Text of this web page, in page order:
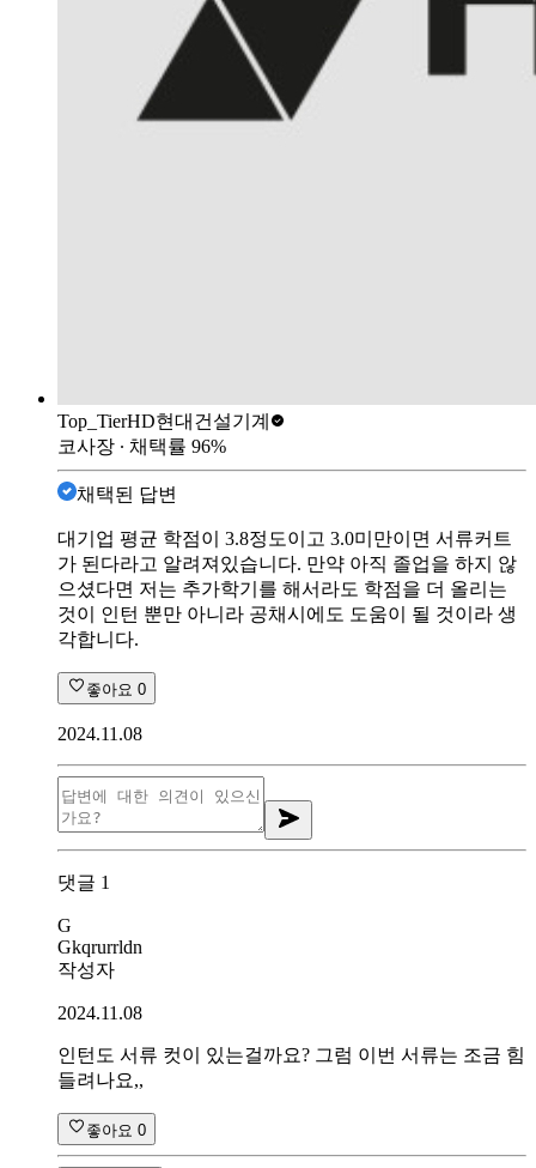
Top_TierHD현대건설기계
코사장 ∙ 채택률 96%
채택된 답변
대기업 평균 학점이 3.8정도이고 3.0미만이면 서류커트
가 된다라고 알려져있습니다. 만약 아직 졸업을 하지 않
으셨다면 저는 추가학기를 해서라도 학점을 더 올리는
것이 인턴 뿐만 아니라 공채시에도 도움이 될 것이라 생
각합니다.
좋아요 0
2024.11.08
댓글 1
G
Gkqrurrldn
작성자
2024.11.08
인턴도 서류 컷이 있는걸까요? 그럼 이번 서류는 조금 힘
들려나요,,
좋아요 0